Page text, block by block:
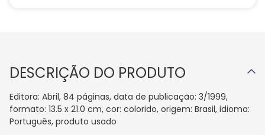
DESCRIÇÃO DO PRODUTO
Editora: Abril, 84 páginas, data de publicação: 3/1999,
formato: 13.5 x 21.0 cm, cor: colorido, origem: Brasil, idioma:
Português, produto usado